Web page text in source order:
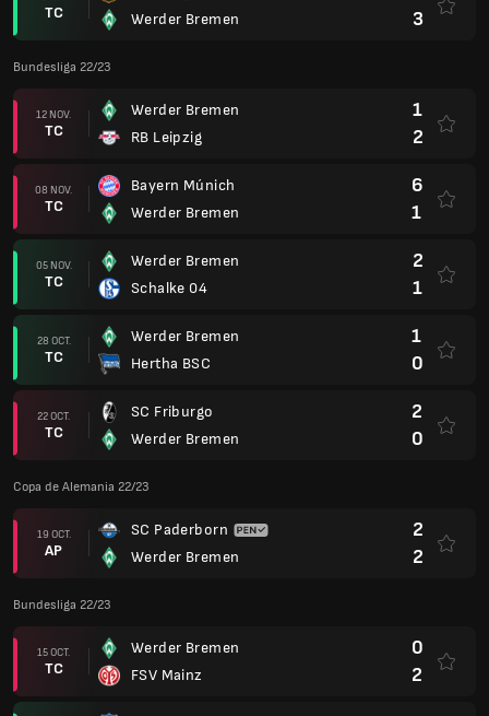
TC
Werder Bremen
3
Bundesliga 22/23
12 NOV.
TC
Werder Bremen
RB Leipzig
1
2
08 NOV.
TC
Bayern Múnich
Werder Bremen
6
1
05 NOV.
TC
Werder Bremen
Schalke 04
2
1
28 OCT.
TC
Werder Bremen
Hertha BSC
1
0
22 OCT.
TC
SC Friburgo
Werder Bremen
2
0
Copa de Alemania 22/23
19 OCT.
AP
SC Paderborn
Werder Bremen
2
2
Bundesliga 22/23
15 OCT.
TC
Werder Bremen
FSV Mainz
0
2